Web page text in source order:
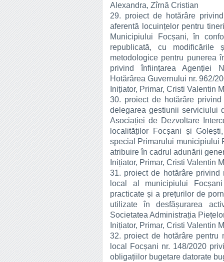
Alexandra, Zîrnă Cristian
29. proiect de hotărâre
aferentă locuințelor pentru
Municipiului Focșani, în
republicată, cu modificările
metodologice pentru punerea
privind înființarea Agenției
Hotărârea Guvernului nr. 962/
Inițiator, Primar, Cristi Valentin
30. proiect de hotărâre
delegarea gestiunii serviciului
Asociației de Dezvoltare
localităților Focșani și
special Primarului municipiului
atribuire în cadrul adunării
Inițiator, Primar, Cristi Valentin
31. proiect de hotărâre
local al municipiului
practicate și a prețurilor de
utilizate în desfășurarea
Societatea Administrația
Inițiator, Primar, Cristi Valentin
32. proiect de hotărâre pentru
local Focșani nr. 148/2020
obligațiilor bugetare datorate